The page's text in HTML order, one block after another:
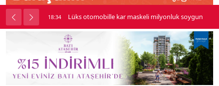
kavga çıktı 18:34 Lüks otomobille kar maskeli milyonluk soygun